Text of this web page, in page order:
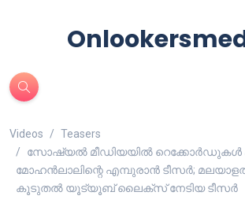
Videos
Teasers
സോഷ്യൽ മീഡിയയിൽ റെക്കോർഡുകൾ
മോഹൻലാലിന്റെ എമ്പുരാൻ ടീസർ;
കൂടുതൽ യൂട്യൂബ് ലൈക്സ് നേടിയ ടീസർ